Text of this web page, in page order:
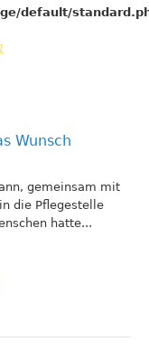
default/
Wunsch
gemeinsam mit
die Pflegestelle
hatte...